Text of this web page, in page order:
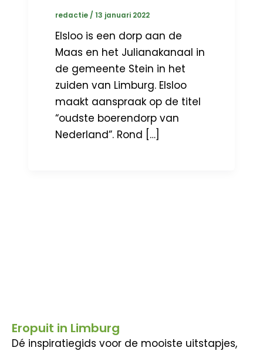
redactie/13 januari 2022
Elsloo is een dorp aan de
Maas en het Julianakanaal in
de gemeente Stein in het
zuiden van Limburg. Elsloo
maakt aanspraak op de titel
“oudste boerendorp van
Nederland”. Rond […]
Eropuit in Limburg
Dé inspiratiegids voor de mooiste uitstapjes,